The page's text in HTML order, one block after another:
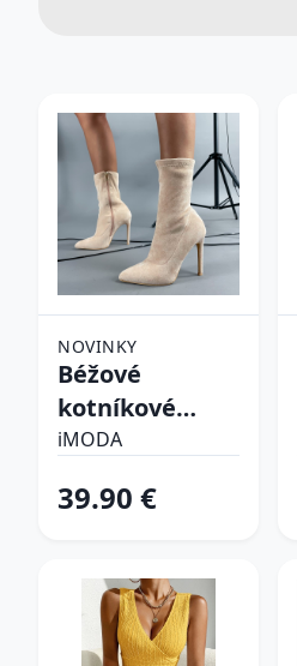
NOVINKY
Béžové
kotníkové
čižmy
iMODA
39.90 €